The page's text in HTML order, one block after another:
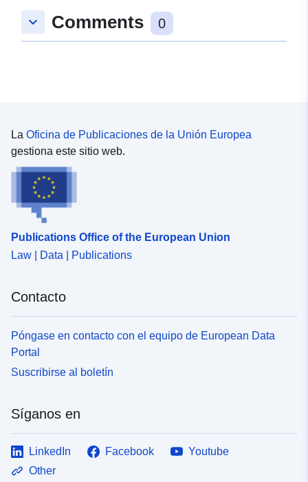
keyboard_arrow_down Comments 0
La Oficina de Publicaciones de la Unión Europea
gestiona este sitio web.
Publications Office of the European Union
Law | Data | Publications
Contacto
Póngase en contacto con el equipo de European Data
Portal
Suscribirse al boletín
Síganos en
LinkedIn Facebook
Youtube
Other